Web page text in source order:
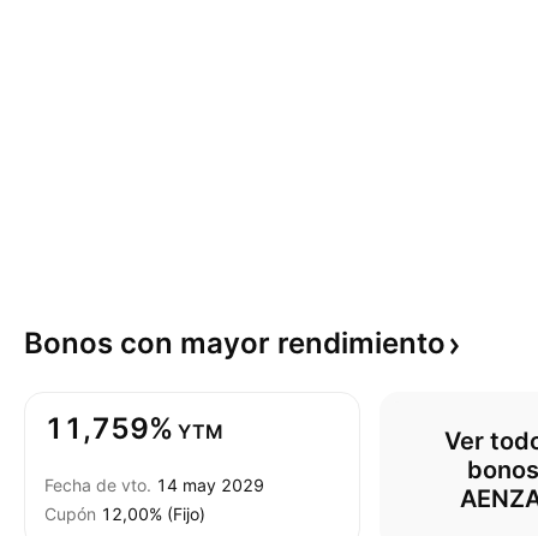
Bonos con mayor rendimiento
11,759% YTM
Fecha de vto. 14 may 2029
Cupón 12,00% (Fijo)
Ver